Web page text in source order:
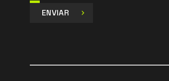
ENVIAR